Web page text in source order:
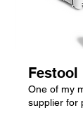
Festool
One of my
supplier for